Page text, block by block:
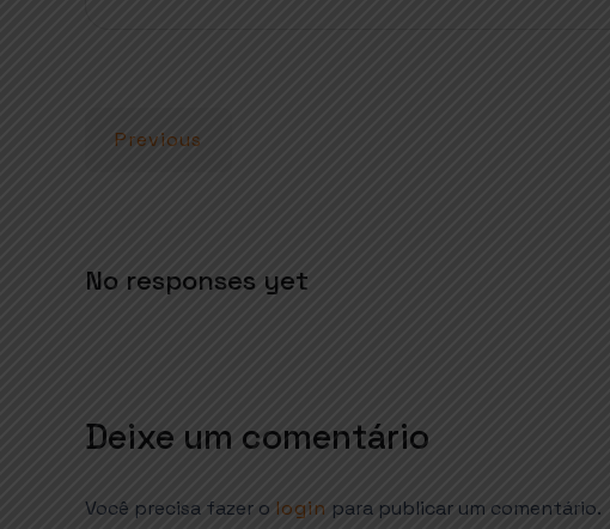
p
Previous
No responses yet
Deixe um comentário
Você precisa fazer o login para publicar um comentário.